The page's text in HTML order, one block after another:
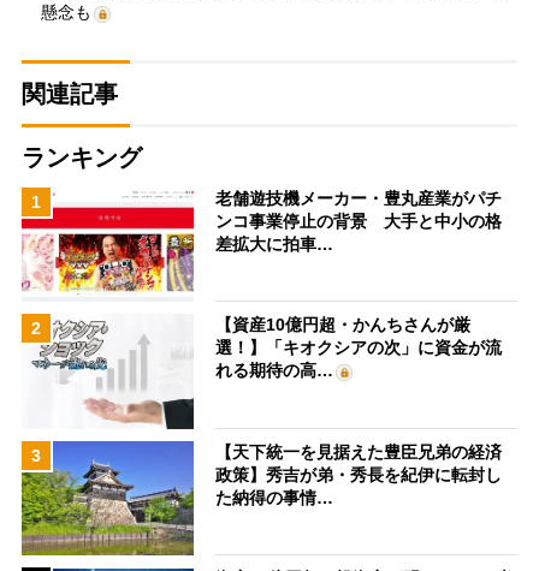
懸念も
関連記事
ランキング
1
老舗遊技機メーカー・豊丸産業がパチ
ンコ事業停止の背景 大手と中小の格
差拡大に拍車…
2
【資産10億円超・かんちさんが厳
選！】「キオクシアの次」に資金が流
れる期待の高…
3
【天下統一を見据えた豊臣兄弟の経済
政策】秀吉が弟・秀長を紀伊に転封し
た納得の事情…